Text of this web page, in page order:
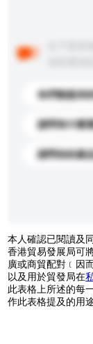
你們能提供
請問有什麼
請問你的產
本人確認已閱讀及
香港貿易發展局可
廣或商貿配對﹝因
以及用於貿發局在
此表格上所述的每
作此表格提及的用途